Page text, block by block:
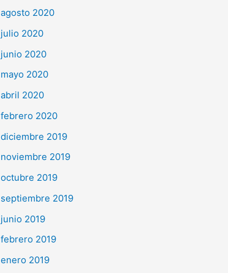
agosto 2020
julio 2020
junio 2020
mayo 2020
abril 2020
febrero 2020
diciembre 2019
noviembre 2019
octubre 2019
septiembre 2019
junio 2019
febrero 2019
enero 2019